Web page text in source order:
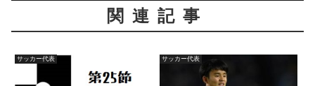
関連記事
サッカー代表 サッカー代表